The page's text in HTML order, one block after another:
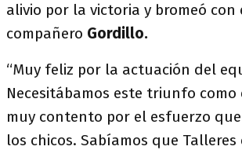
alivio por la victoria y bromeó con
compañero Gordillo.
“Muy feliz por la actuación del
Necesitábamos este triunfo como
muy contento por el esfuerzo
los chicos. Sabíamos que Talleres